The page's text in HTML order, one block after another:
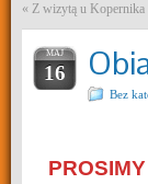
« Z wizytą u Kopernika
MAJ
16
Bez